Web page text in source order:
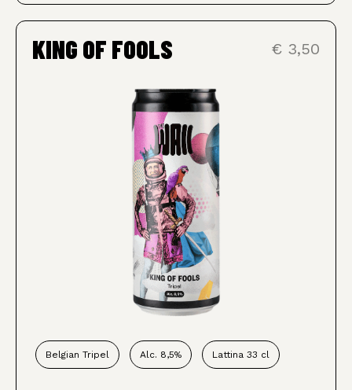
KING OF FOOLS € 3,50
Belgian Tripel Alc. 8,5% Lattina 33 cl